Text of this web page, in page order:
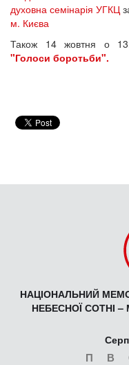
духовна семінарія УГКЦ
м. Києва
Також 14 жовтня о
"Голоси боротьби".
НАЦІОНАЛЬНИЙ
НЕБЕСНОЇ СОТНІ –
П В